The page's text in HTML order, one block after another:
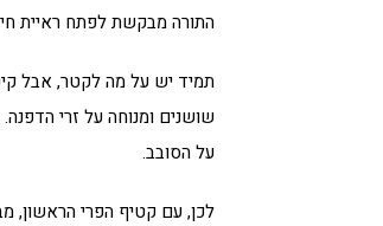
התורה מבקשת לפתח ראיית
תמיד יש על מה לקטר, אבל
שושנים ומנוחה על זרי
על הסובב.
לכן, עם קטיף הפרי